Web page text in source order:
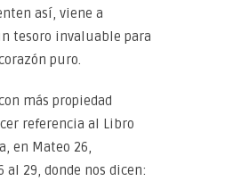
así, viene a
tesoro invaluable para
puro.
más propiedad
referencia al Libro
en Mateo 26,
al 29, donde nos dicen: